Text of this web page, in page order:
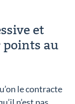
et
au
le contracte
n’est pas